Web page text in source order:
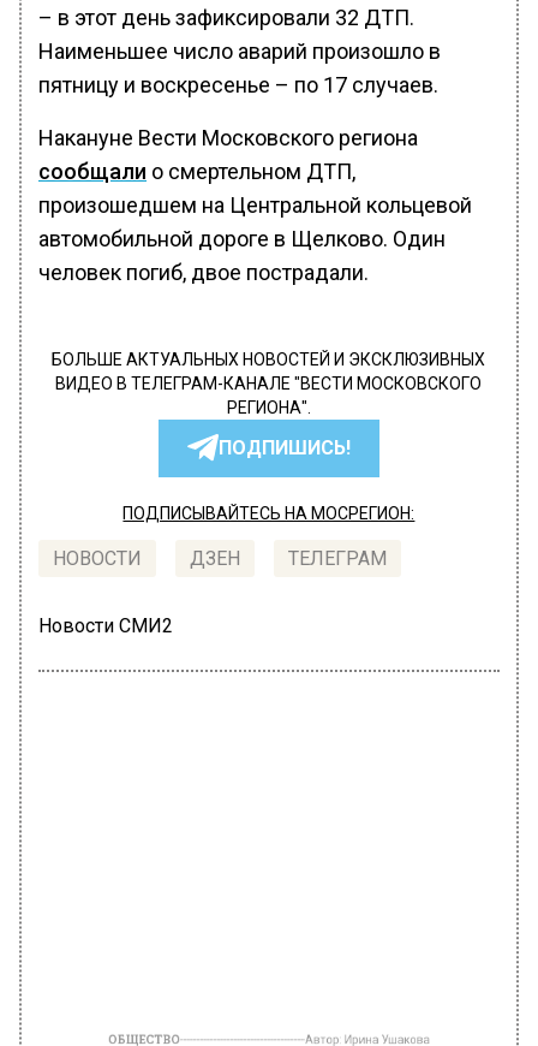
– в этот день зафиксировали 32 ДТП.
Наименьшее число аварий произошло в
пятницу и воскресенье – по 17 случаев.
Накануне Вести Московского региона
сообщали о смертельном ДТП,
произошедшем на Центральной кольцевой
автомобильной дороге в Щелково. Один
человек погиб, двое пострадали.
БОЛЬШЕ АКТУАЛЬНЫХ НОВОСТЕЙ И ЭКСКЛЮЗИВНЫХ
ВИДЕО В ТЕЛЕГРАМ-КАНАЛЕ "ВЕСТИ МОСКОВСКОГО
РЕГИОНА".
ПОДПИШИСЬ!
ПОДПИСЫВАЙТЕСЬ НА МОСРЕГИОН:
НОВОСТИ ДЗЕН ТЕЛЕГРАМ
Новости СМИ2